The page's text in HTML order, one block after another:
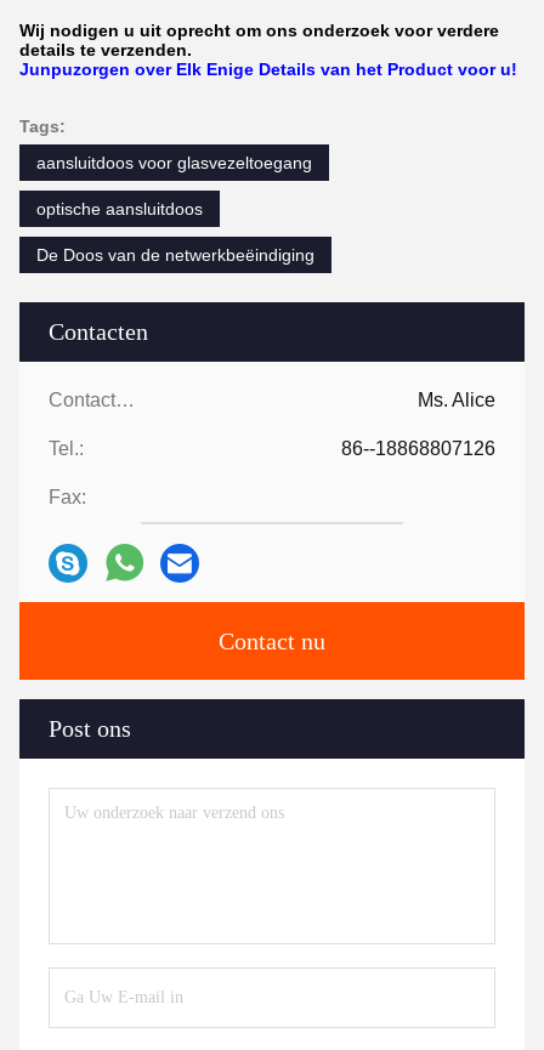
Contacten
Contacten: Ms. Alice
Tel.: 86--18868807126
Fax:
Contact nu
Post ons
Wij nodigen u uit oprecht om ons onderzoek voor verdere
details te verzenden.
Junpuzorgen over Elk Enige Details van het Product voor u!
Tags:
aansluitdoos voor glasvezeltoegang
optische aansluitdoos
De Doos van de netwerkbeëindiging